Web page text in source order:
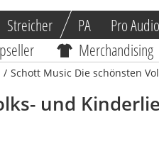
Streicher PA Pro Audio
Merchandising
/ Schott Music Die schönsten
und